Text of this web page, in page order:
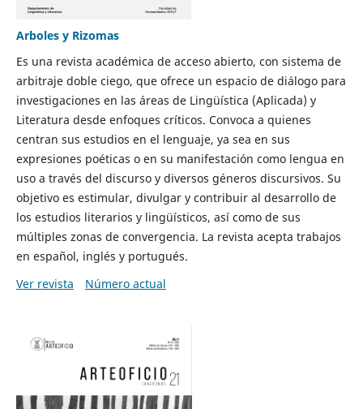
Arboles y Rizomas
Es una revista académica de acceso abierto, con sistema de
arbitraje doble ciego, que ofrece un espacio de diálogo para
investigaciones en las áreas de Lingüística (Aplicada) y
Literatura desde enfoques críticos. Convoca a quienes
centran sus estudios en el lenguaje, ya sea en sus
expresiones poéticas o en su manifestación como lengua en
uso a través del discurso y diversos géneros discursivos. Su
objetivo es estimular, divulgar y contribuir al desarrollo de
los estudios literarios y lingüísticos, así como de sus
múltiples zonas de convergencia. La revista acepta trabajos
en español, inglés y portugués.
Ver revista
Número actual